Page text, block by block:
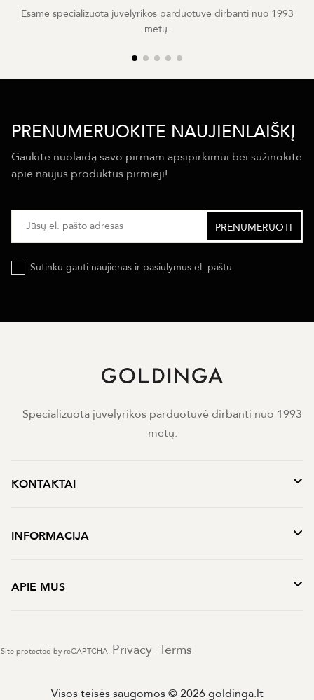
Esame specializuota juvelyrikos parduotuvė dirbanti nuo 1993
metų.
PRENUMERUOKITE NAUJIENLAIŠKĮ
Gaukite nuolaidą savo pirmam apsipirkimui bei sužinokite
apie naujus produktus pirmieji!
Sutinku gauti naujienas ir pasiulymus el. paštu.
Specializuota juvelyrikos parduotuvė dirbanti nuo 1993
metų.
KONTAKTAI
INFORMACIJA
APIE MUS
Site protected by reCAPTCHA. Privacy - Terms
Visos teisės saugomos © 2026 goldinga.lt